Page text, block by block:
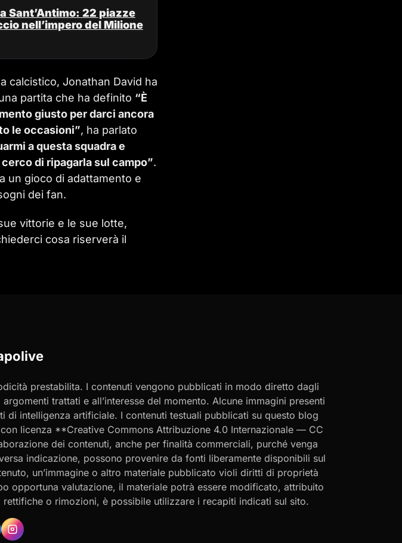
Sant’Antimo: 22 piazze
nell’impero del Milione
calcistico, Jonathan David ha
partita che ha definito “È
giusto per darci ancora
le occasioni”, ha parlato
a questa squadra e
di ripagarla sul campo”.
un gioco di adattamento e
dei fan.
vittorie e le sue lotte,
cosa riserverà il
prestabilita. I contenuti vengono pubblicati in modo diretto dagli
trattati e all’interesse del momento. Alcune immagini presenti
intelligenza artificiale. I contenuti testuali pubblicati su questo blog
licenza **Creative Commons Attribuzione 4.0 Internazionale — CC
dei contenuti, anche per finalità commerciali, purché venga
indicazione, possono provenire da fonti liberamente disponibili sul
un’immagine o altro materiale pubblicato violi diritti di proprietà
opportuna valutazione, il materiale potrà essere modificato, attribuito
o rimozioni, è possibile utilizzare i recapiti indicati sul sito.